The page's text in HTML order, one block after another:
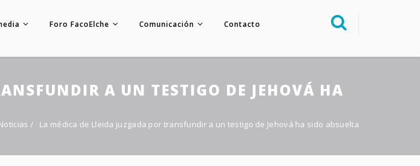
Foro FacoElche Comunicación Contacto
Multimedia
Foro FacoElche
A UN TESTIGO DE JEHOVÁ HA
/ La médica de Lleida juzgada por transfundir a un testigo de Jehová ha sido absuelta